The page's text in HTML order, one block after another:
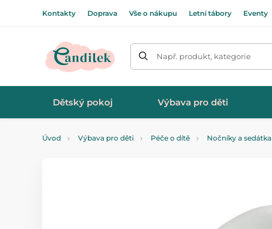
Kontakty Doprava Vše o nákupu Letní tábory Eventy
Např. produkt, kategorie
Dětský pokoj Výbava pro děti
Úvod Výbava pro děti Péče o dítě Nočníky a sedátka